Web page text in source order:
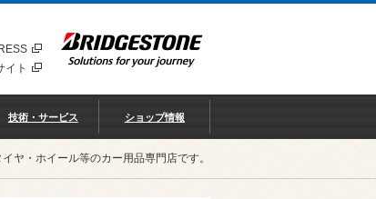
イト
技術・サービス ショップ情報
ヤ・ホイール等のカー用品専門店です。